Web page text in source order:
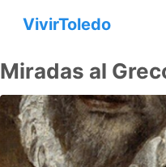
VivirToledo
Miradas al